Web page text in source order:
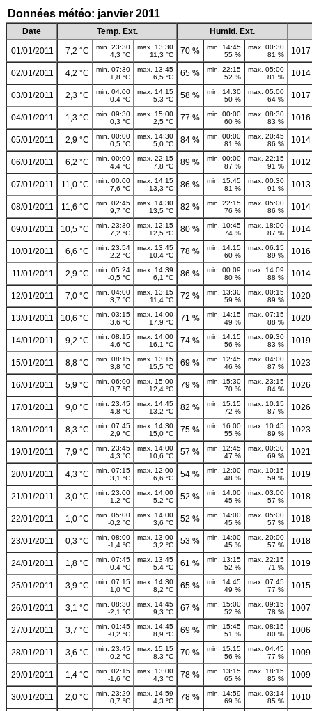
Données météo: janvier 2011
Date Temp. Ext.
Humid. Ext.
01/01/2011
7,2 °C
min. 23:30
4,3 °C
max. 13:30
11,3 °C
70 %
min. 14:45
55 %
max. 00:30
81 %
02/01/2011 4,2 °C
min. 07:30
1,8 °C
max. 13:45
6,5 °C
65 %
min. 22:15
52 %
max. 05:00
81 %
03/01/2011 2,3 °C
min. 04:00
0,4 °C
max. 14:15
5,3 °C
58 %
min. 14:30
50 %
max. 05:00
64 %
04/01/2011 1,3 °C
min. 09:30
0,3 °C
max. 15:00
2,5 °C
77 %
min. 00:00
60 %
max. 08:30
83 %
05/01/2011 2,9 °C
min. 00:00
0,5 °C
max. 14:30
5,0 °C
84 %
min. 00:00
81 %
max. 20:45
86 %
06/01/2011 6,2 °C
min. 00:00
4,4 °C
max. 22:15
7,8 °C
89 %
min. 00:00
87 %
max. 22:15
91 %
07/01/2011 11,0 °C
min. 00:00
7,6 °C
max. 14:15
13,3 °C
86 %
min. 15:45
81 %
max. 00:30
91 %
08/01/2011 11,6 °C
min. 02:45
9,7 °C
max. 14:30
13,5 °C
82 %
min. 22:15
76 %
max. 05:00
86 %
09/01/2011 10,5 °C
min. 23:30
7,2 °C
max. 12:15
12,5 °C
80 %
min. 10:45
74 %
max. 18:00
87 %
10/01/2011 6,6 °C
min. 23:54
2,2 °C
max. 13:45
10,4 °C
78 %
min. 14:15
60 %
max. 06:15
89 %
11/01/2011 2,9 °C
min. 05:24
-0,5 °C
max. 14:39
6,1 °C
86 %
min. 00:09
80 %
max. 14:09
88 %
12/01/2011 7,0 °C
min. 04:00
3,7 °C
max. 13:15
11,4 °C
72 %
min. 13:30
59 %
max. 00:15
89 %
13/01/2011 10,6 °C
min. 03:15
3,6 °C
max. 14:00
17,9 °C
71 %
min. 14:15
49 %
max. 07:15
88 %
14/01/2011 9,2 °C
min. 08:15
4,6 °C
max. 14:00
16,1 °C
74 %
min. 14:15
56 %
max. 09:30
83 %
15/01/2011 8,8 °C
min. 08:15
3,8 °C
max. 13:15
15,5 °C
69 %
min. 12:45
46 %
max. 04:00
87 %
16/01/2011 5,9 °C
min. 06:00
0,7 °C
max. 15:00
12,4 °C
79 %
min. 15:30
70 %
max. 23:15
84 %
17/01/2011 9,0 °C
min. 23:45
4,8 °C
max. 14:45
13,2 °C
82 %
min. 15:15
72 %
max. 10:15
87 %
18/01/2011 8,3 °C
min. 07:45
2,9 °C
max. 14:30
15,0 °C
75 %
min. 16:00
55 %
max. 10:45
89 %
19/01/2011 7,9 °C
min. 23:45
4,3 °C
max. 14:00
10,6 °C
57 %
min. 12:45
47 %
max. 00:30
69 %
20/01/2011 4,3 °C
min. 07:15
3,1 °C
max. 12:00
6,6 °C
54 %
min. 12:00
48 %
max. 10:15
59 %
21/01/2011 3,0 °C
min. 23:00
1,2 °C
max. 14:00
5,2 °C
52 %
min. 14:00
45 %
max. 03:00
57 %
22/01/2011 1,0 °C
min. 05:00
-0,2 °C
max. 14:00
3,6 °C
52 %
min. 14:00
45 %
max. 05:00
57 %
23/01/2011 0,3 °C
min. 08:00
-1,4 °C
max. 13:00
3,2 °C
53 %
min. 14:00
45 %
max. 20:00
57 %
24/01/2011 1,8 °C
min. 07:45
-0,4 °C
max. 13:45
5,4 °C
61 %
min. 13:15
52 %
max. 22:15
71 %
25/01/2011 3,9 °C
min. 07:15
1,0 °C
max. 14:30
8,2 °C
65 %
min. 14:45
49 %
max. 07:45
77 %
26/01/2011 3,1 °C
min. 08:30
-2,1 °C
max. 14:45
9,3 °C
67 %
min. 15:00
52 %
max. 09:15
78 %
27/01/2011 3,7 °C
min. 01:45
-0,2 °C
max. 14:45
8,9 °C
69 %
min. 15:45
51 %
max. 08:15
80 %
28/01/2011 3,6 °C
min. 23:45
0,2 °C
max. 15:15
8,3 °C
70 %
min. 15:15
56 %
max. 04:45
77 %
29/01/2011 1,4 °C
min. 02:15
-1,6 °C
max. 13:00
4,3 °C
78 %
min. 13:15
65 %
max. 18:15
85 %
30/01/2011 2,0 °C
min. 23:29
0,7 °C
max. 14:59
4,3 °C
78 %
min. 14:59
69 %
max. 03:14
85 %